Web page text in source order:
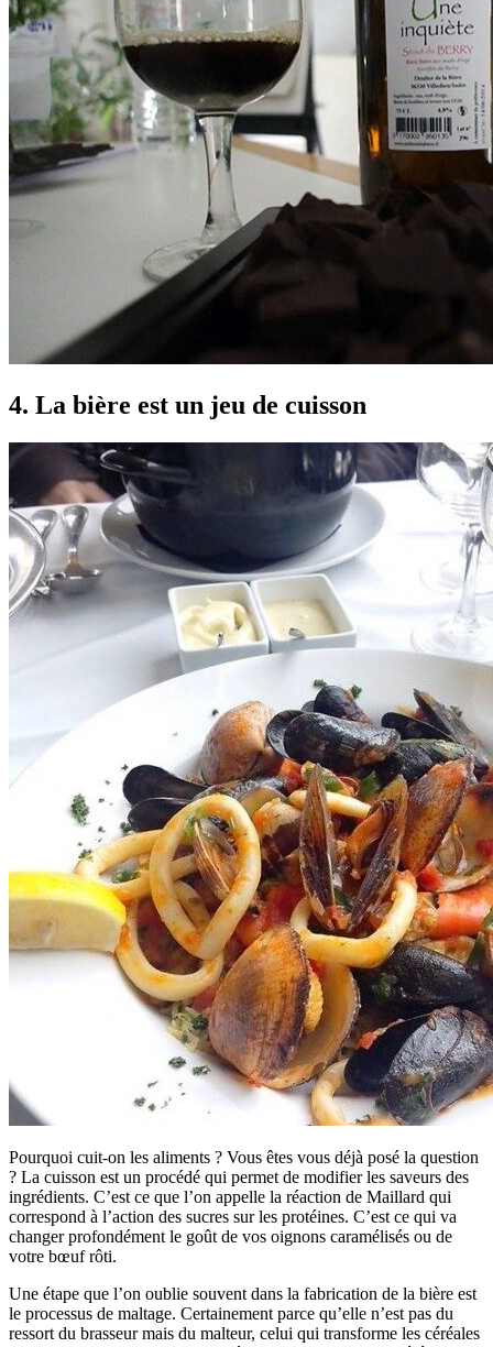
4. La bière est un jeu de cuisson
Pourquoi cuit-on les aliments ? Vous êtes vous déjà posé la question
? La cuisson est un procédé qui permet de modifier les saveurs des
ingrédients. C’est ce que l’on appelle la réaction de Maillard qui
correspond à l’action des sucres sur les protéines. C’est ce qui va
changer profondément le goût de vos oignons caramélisés ou de
votre bœuf rôti.
Une étape que l’on oublie souvent dans la fabrication de la bière est
le processus de maltage. Certainement parce qu’elle n’est pas du
ressort du brasseur mais du malteur, celui qui transforme les céréales